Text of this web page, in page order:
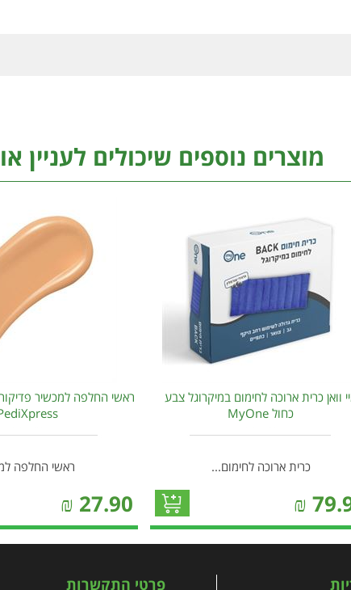
מוצרים נוספים שיכולים לעניין
וואן כרית ארוכה לחימום במיקרוגל צבע
כחול MyOne
כרית ארוכה לחימום...
₪
ראשי החלפה
27.90
₪
פרטי התקשרות